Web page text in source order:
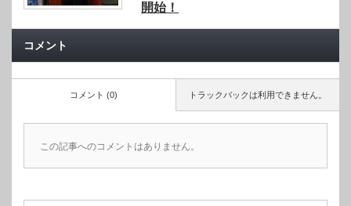
開始！
コメント
トラックバックは利用できません。
コメント (0)
この記事へのコメントはありません。